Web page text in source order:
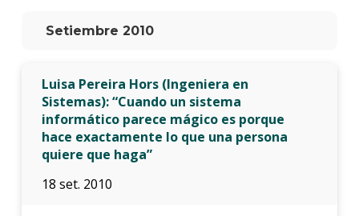
Setiembre 2010
Luisa Pereira Hors (Ingeniera en
Sistemas): “Cuando un sistema
informático parece mágico es porque
hace exactamente lo que una persona
quiere que haga”
18 set. 2010